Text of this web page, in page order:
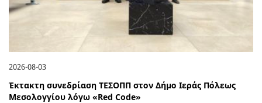
2026-08-03
Έκτακτη συνεδρίαση ΤΕΣΟΠΠ στον Δήμο Ιεράς Πόλεως
Μεσολογγίου λόγω «Red Code»